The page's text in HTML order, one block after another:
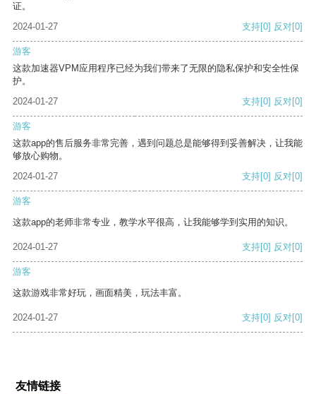
证。
2024-01-27
支持[0] 反对[0]
游客
这款加速器VPM应用程序已经为我们带来了无限的隐私保护和安全性保
护。
2024-01-27
支持[0] 反对[0]
游客
这款app的售后服务非常完善，遇到问题总是能够得到妥善解决，让我能
够放心购物。
2024-01-27
支持[0] 反对[0]
游客
这款app的老师非常专业，教学水平很高，让我能够学到实用的知识。
2024-01-27 支持[0] 反对[0]
游客
这款游戏非常好玩，画面精美，玩法丰富。
2024-01-27 支持[0] 反对[0]
友情链接